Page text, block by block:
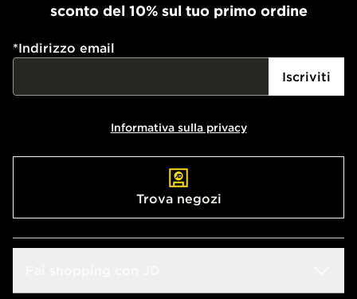
sconto del 10% sul tuo primo ordine
*Indirizzo email
Iscriviti
Informativa sulla privacy
Trova negozi